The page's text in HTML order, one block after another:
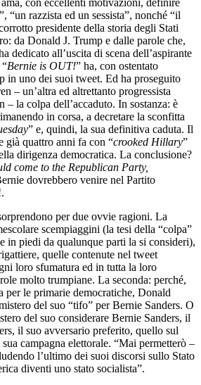
“un razzista ed un sessista”, nonché “il
presidente della storia degli Stati
da Donald J. Trump e dalle parole che,
dedicato all’uscita di scena dell’aspirante
Bernie is OUT!” ha, con ostentato
in uno dei suoi tweet. Ed ha proseguito
– un’altra ed altrettanto progressista
– la colpa dell’accaduto. In sostanza: è
in corsa, a decretare la sconfitta
” e, quindi, la sua definitiva caduta. Il
già quattro anni fa con “crooked Hillary”
dirigenza democratica. La conclusione?
come to the Republican Party,
dovrebbero venire nel Partito
per due ovvie ragioni. La
scempiaggini (la tesi della “colpa”
in piedi da qualunque parti la si consideri),
quelle contenute nel tweet
loro sfumatura ed in tutta la loro
molto trumpiane. La seconda: perché,
per le primarie democratiche, Donald
del suo “tifo” per Bernie Sanders. O
del suo considerare Bernie Sanders, il
il suo avversario preferito, quello sul
campagna elettorale. “Mai permetterò –
l’ultimo dei suoi discorsi sullo Stato
diventi uno stato socialista”.